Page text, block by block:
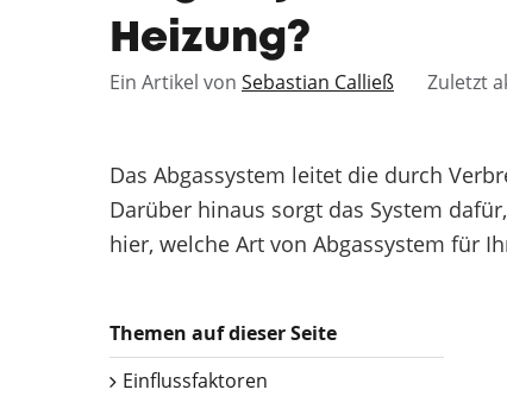
Heizung?
Ein Artikel von Sebastian Calließ Zuletzt
Das Abgassystem leitet die durch
Darüber hinaus sorgt das System
hier, welche Art von Abgassystem für
Themen auf dieser Seite
Einflussfaktoren